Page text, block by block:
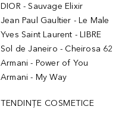
DIOR - Sauvage Elixir
Jean Paul Gaultier - Le Male
Yves Saint Laurent - LIBRE
Sol de Janeiro - Cheirosa 62
Armani - Power of You
Armani - My Way
TENDINȚE COSMETICE